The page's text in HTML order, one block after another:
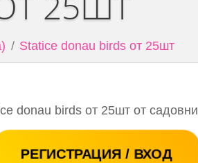
Statice donau birds от 25шт
donau birds от 25шт от
РЕГИСТРАЦИЯ / ВХОД